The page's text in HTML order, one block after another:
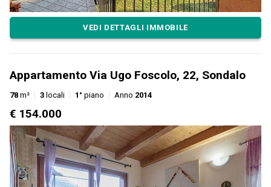
VEDI DETTAGLI IMMOBILE
Appartamento Via Ugo Foscolo, 22, Sondalo
78 m² 3 locali 1° piano Anno 2014
€ 154.000